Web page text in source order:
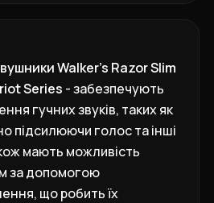
Walker's Razor Slim
Series - забезпечують
гучних звуків, таких як
підсилюючи голос та інші
мають можливість
за допомогою
що робить їх